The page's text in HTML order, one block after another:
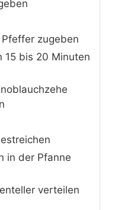
zugeben
15 bis 20 Minuten
in der Pfanne
verteilen